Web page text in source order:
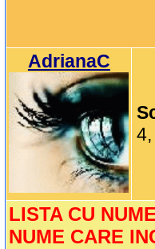
AdrianaC
LISTA CU
NUME CARE